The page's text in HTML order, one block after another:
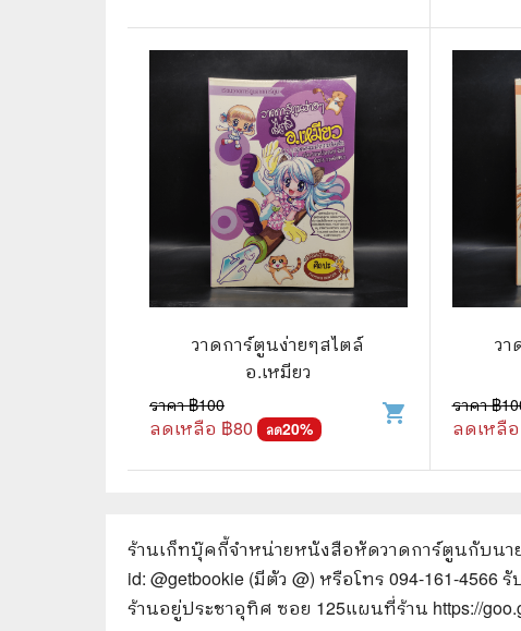
วาดการ์ตูนง่ายๆสไตล์
อ.เหมียว
ราคา ฿100
ลดเหลือ ฿80 ลด20%
shopping_cart
วา
ราคา ฿
ลดเหลื
ร้านเก็ทบุ๊คกี้จำหน่ายหนังสือหัดวาดการ์ตูนกับน
id: @getbookie (มีตัว @) หรือโทร 094-161-
ร้านอยู่ประชาอุทิศ ซอย 125แผนที่ร้าน https://
😀 ตลก สนุกสนาน
นิยาย วรรณกรรม